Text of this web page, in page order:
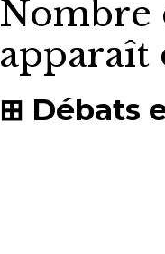
Nombre
apparaît
Débats